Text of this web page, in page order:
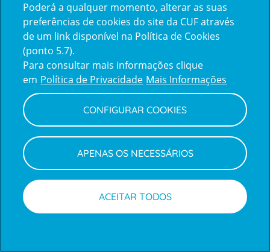
Inicie sessão com a Apple
Centro de Apoio ao Cliente | Política de Privacidade e Cookies
Poderá a qualquer momento, alterar as suas
preferências de cookies do site da CUF através
de um link disponível na Política de Cookies
(ponto 5.7).
Para consultar mais informações clique
em Política de Privacidade Mais Informações
CONFIGURAR COOKIES
APENAS OS NECESSÁRIOS
ACEITAR TODOS